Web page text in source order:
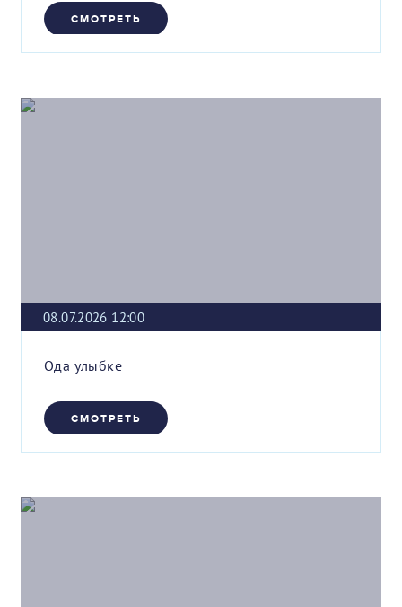
СМОТРЕТЬ
08.07.2026 12:00
Ода улыбке
СМОТРЕТЬ